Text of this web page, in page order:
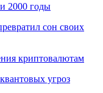
2000 годы
сон своих
криптовалютам
угроз